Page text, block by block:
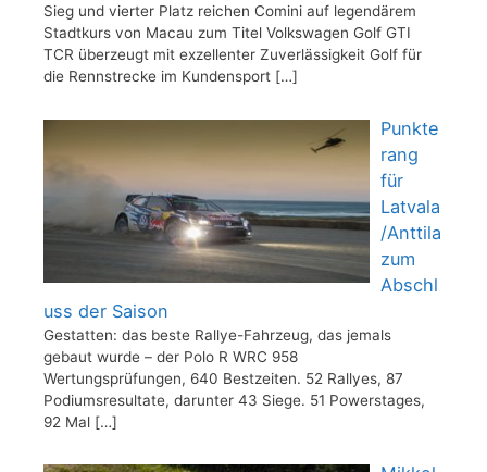
Sieg und vierter Platz reichen Comini auf legendärem
Stadtkurs von Macau zum Titel Volkswagen Golf GTI
TCR überzeugt mit exzellenter Zuverlässigkeit Golf für
die Rennstrecke im Kundensport […]
Punkte
rang
für
Latvala
/Anttila
zum
Abschl
uss der Saison
Gestatten: das beste Rallye-Fahrzeug, das jemals
gebaut wurde – der Polo R WRC 958
Wertungsprüfungen, 640 Bestzeiten. 52 Rallyes, 87
Podiumsresultate, darunter 43 Siege. 51 Powerstages,
92 Mal […]